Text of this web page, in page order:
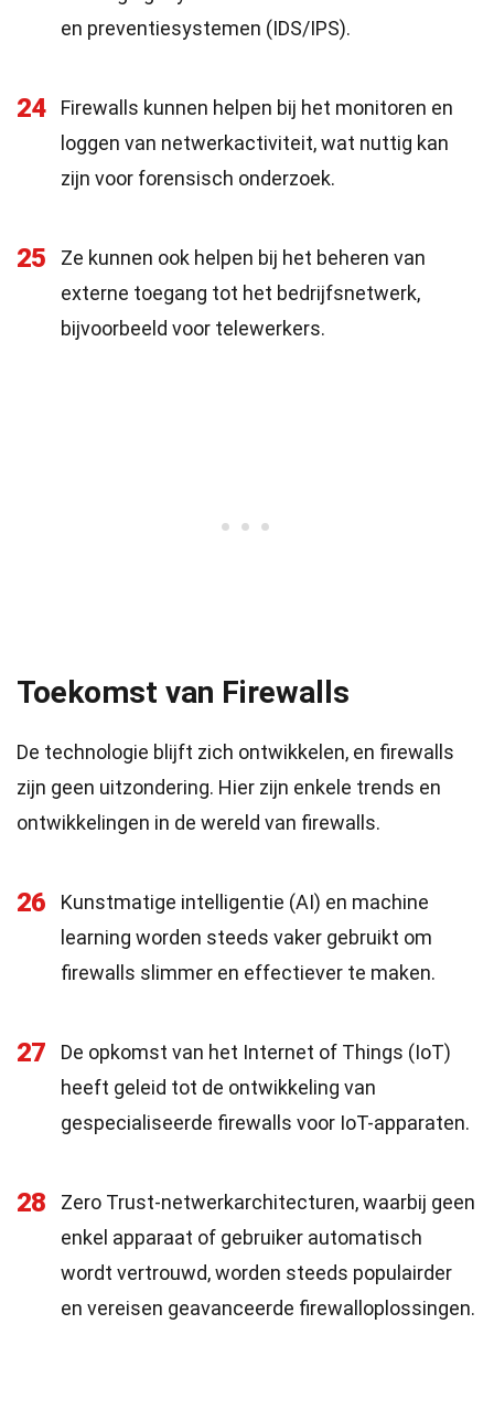
en preventiesystemen (IDS/IPS).
24
Firewalls kunnen helpen bij het monitoren en
loggen van netwerkactiviteit, wat nuttig kan
zijn voor forensisch onderzoek.
25
Ze kunnen ook helpen bij het beheren van
externe toegang tot het bedrijfsnetwerk,
bijvoorbeeld voor telewerkers.
Toekomst van Firewalls
De technologie blijft zich ontwikkelen, en firewalls
zijn geen uitzondering. Hier zijn enkele trends en
ontwikkelingen in de wereld van firewalls.
26
Kunstmatige intelligentie (AI) en machine
learning worden steeds vaker gebruikt om
firewalls slimmer en effectiever te maken.
27
De opkomst van het Internet of Things (IoT)
heeft geleid tot de ontwikkeling van
gespecialiseerde firewalls voor IoT-apparaten.
28
Zero Trust-netwerkarchitecturen, waarbij geen
enkel apparaat of gebruiker automatisch
wordt vertrouwd, worden steeds populairder
en vereisen geavanceerde firewalloplossingen.